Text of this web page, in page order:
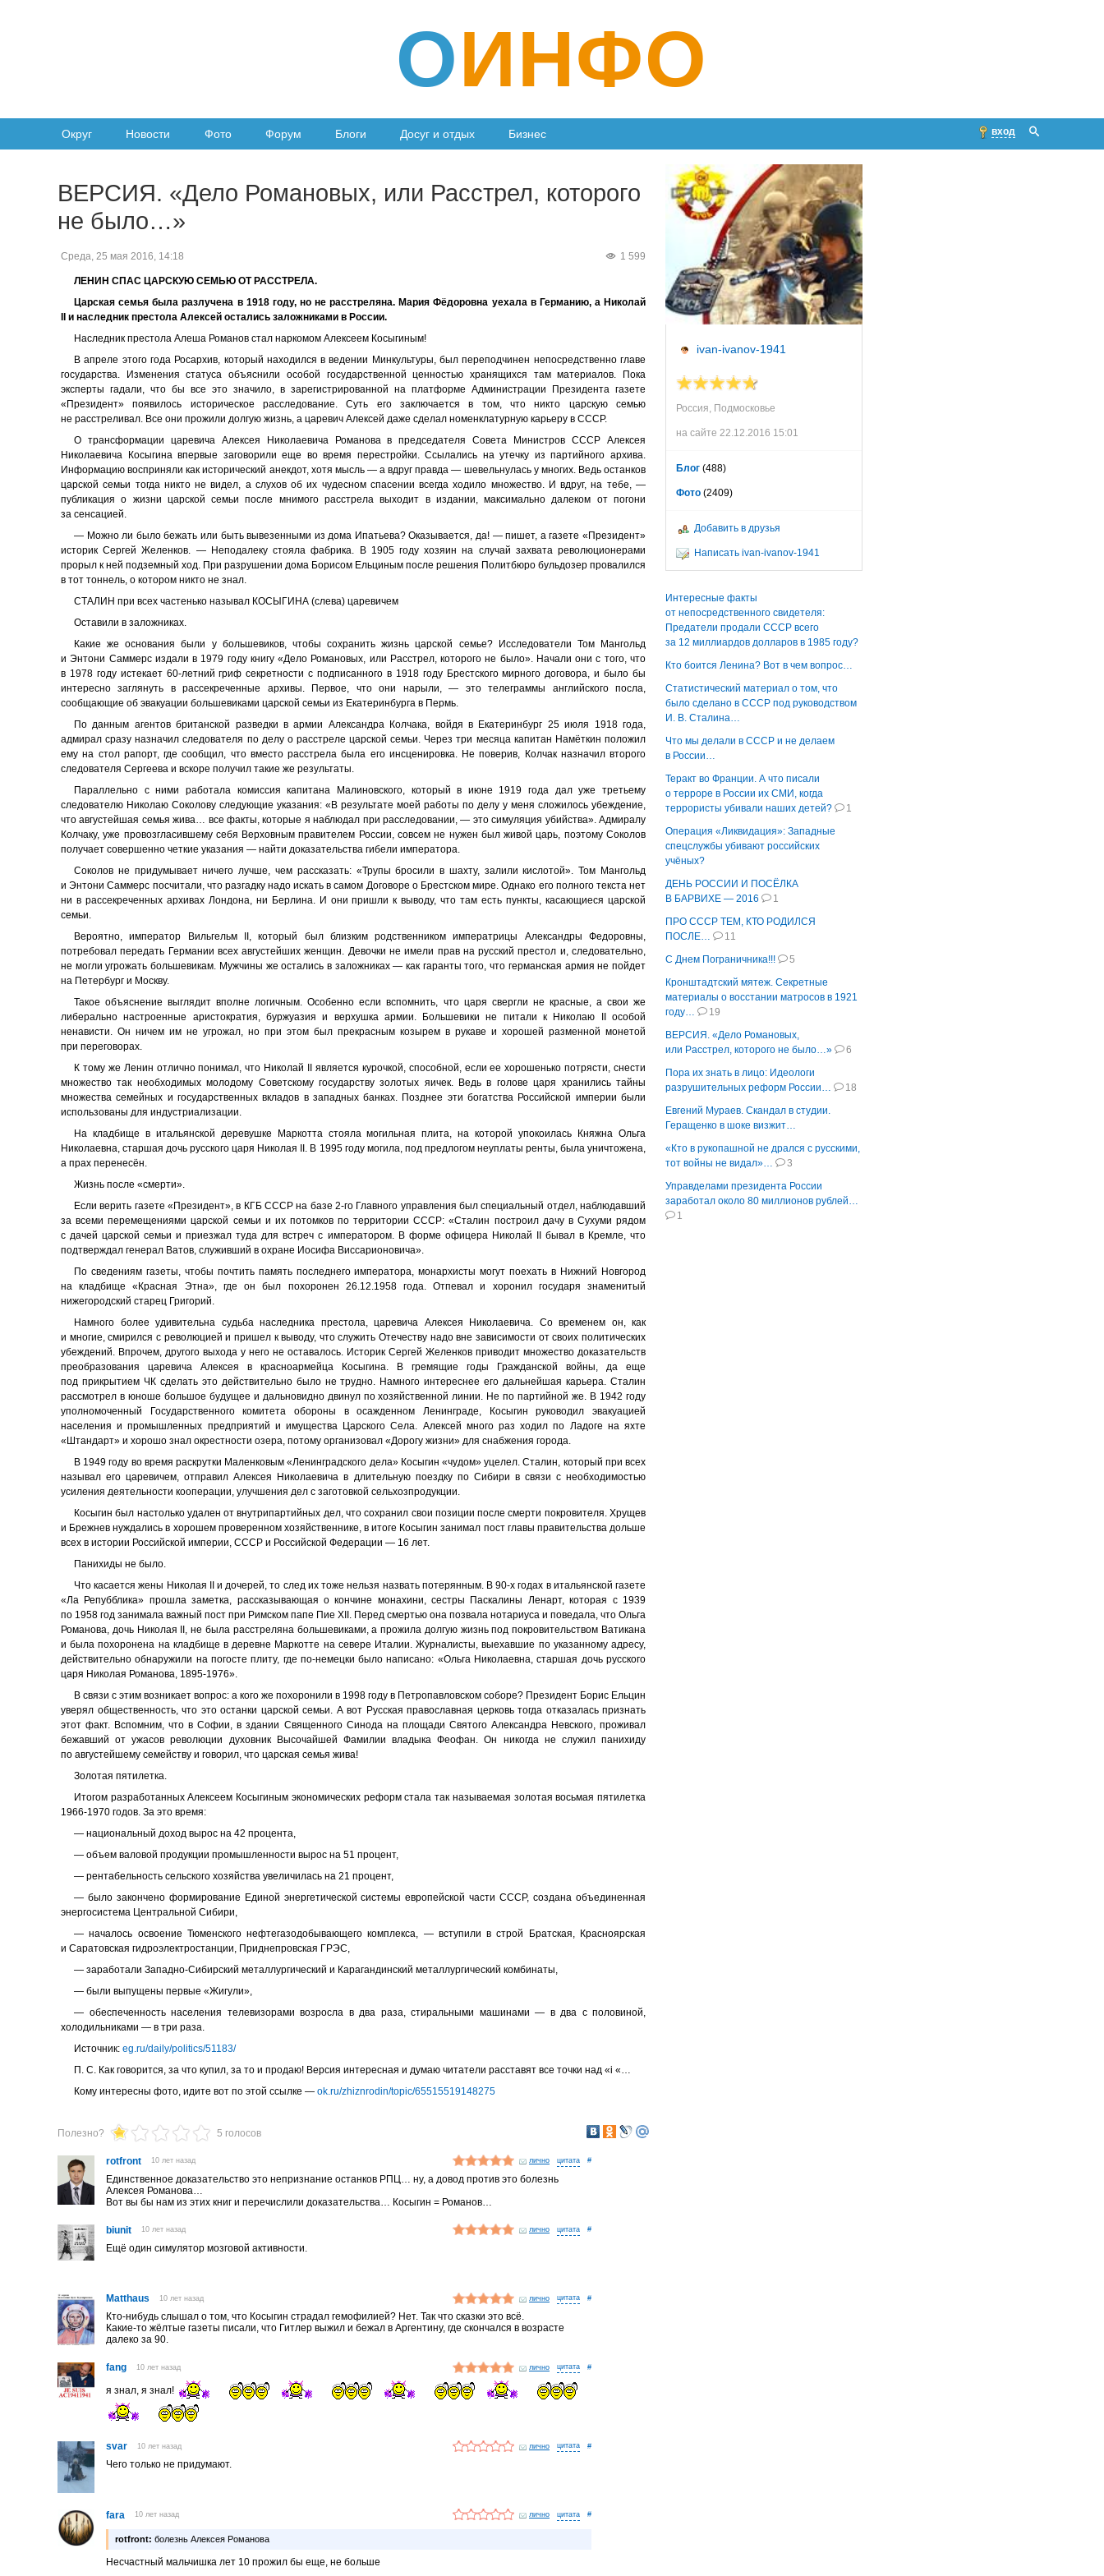
ОИНФО
Округ Новости Фото Форум Блоги Досуг и отдых Бизнес вход
ВЕРСИЯ. «Дело Романовых, или Расстрел, которого
не было…»
1 599
Среда, 25 мая 2016, 14:18
ЛЕНИН СПАС ЦАРСКУЮ СЕМЬЮ ОТ РАССТРЕЛА.
Царская семья была разлучена в 1918 году, но не расстреляна. Мария Фёдоровна уехала в Германию, а Николай
II и наследник престола Алексей остались заложниками в России.
Наследник престола Алеша Романов стал наркомом Алексеем Косыгиным!
В апреле этого года Росархив, который находился в ведении Минкультуры, был переподчинен непосредственно главе
государства. Изменения статуса объяснили особой государственной ценностью хранящихся там материалов. Пока
эксперты гадали, что бы все это значило, в зарегистрированной на платформе Администрации Президента газете
«Президент» появилось историческое расследование. Суть его заключается в том, что никто царскую семью
не расстреливал. Все они прожили долгую жизнь, а царевич Алексей даже сделал номенклатурную карьеру в СССР.
О трансформации царевича Алексея Николаевича Романова в председателя Совета Министров СССР Алексея
Николаевича Косыгина впервые заговорили еще во время перестройки. Ссылались на утечку из партийного архива.
Информацию восприняли как исторический анекдот, хотя мысль — а вдруг правда — шевельнулась у многих. Ведь останков
царской семьи тогда никто не видел, а слухов об их чудесном спасении всегда ходило множество. И вдруг, на тебе, —
публикация о жизни царской семьи после мнимого расстрела выходит в издании, максимально далеком от погони
за сенсацией.
— Можно ли было бежать или быть вывезенными из дома Ипатьева? Оказывается, да! — пишет, а газете «Президент»
историк Сергей Желенков. — Неподалеку стояла фабрика. В 1905 году хозяин на случай захвата революционерами
прорыл к ней подземный ход. При разрушении дома Борисом Ельциным после решения Политбюро бульдозер провалился
в тот тоннель, о котором никто не знал.
СТАЛИН при всех частенько называл КОСЫГИНА (слева) царевичем
Оставили в заложниках.
Какие же основания были у большевиков, чтобы сохранить жизнь царской семье? Исследователи Том Мангольд
и Энтони Саммерс издали в 1979 году книгу «Дело Романовых, или Расстрел, которого не было». Начали они с того, что
в 1978 году истекает 60-летний гриф секретности с подписанного в 1918 году Брестского мирного договора, и было бы
интересно заглянуть в рассекреченные архивы. Первое, что они нарыли, — это телеграммы английского посла,
сообщающие об эвакуации большевиками царской семьи из Екатеринбурга в Пермь.
По данным агентов британской разведки в армии Александра Колчака, войдя в Екатеринбург 25 июля 1918 года,
адмирал сразу назначил следователя по делу о расстреле царской семьи. Через три месяца капитан Намёткин положил
ему на стол рапорт, где сообщил, что вместо расстрела была его инсценировка. Не поверив, Колчак назначил второго
следователя Сергеева и вскоре получил такие же результаты.
Параллельно с ними работала комиссия капитана Малиновского, который в июне 1919 года дал уже третьему
следователю Николаю Соколову следующие указания: «В результате моей работы по делу у меня сложилось убеждение,
что августейшая семья жива… все факты, которые я наблюдал при расследовании, — это симуляция убийства». Адмиралу
Колчаку, уже провозгласившему себя Верховным правителем России, совсем не нужен был живой царь, поэтому Соколов
получает совершенно четкие указания — найти доказательства гибели императора.
Соколов не придумывает ничего лучше, чем рассказать: «Трупы бросили в шахту, залили кислотой». Том Мангольд
и Энтони Саммерс посчитали, что разгадку надо искать в самом Договоре о Брестском мире. Однако его полного текста нет
ни в рассекреченных архивах Лондона, ни Берлина. И они пришли к выводу, что там есть пункты, касающиеся царской
семьи.
Вероятно, император Вильгельм II, который был близким родственником императрицы Александры Федоровны,
потребовал передать Германии всех августейших женщин. Девочки не имели прав на русский престол и, следовательно,
не могли угрожать большевикам. Мужчины же остались в заложниках — как гаранты того, что германская армия не пойдет
на Петербург и Москву.
Такое объяснение выглядит вполне логичным. Особенно если вспомнить, что царя свергли не красные, а свои же
либерально настроенные аристократия, буржуазия и верхушка армии. Большевики не питали к Николаю II особой
ненависти. Он ничем им не угрожал, но при этом был прекрасным козырем в рукаве и хорошей разменной монетой
при переговорах.
К тому же Ленин отлично понимал, что Николай II является курочкой, способной, если ее хорошенько потрясти, снести
множество так необходимых молодому Советскому государству золотых яичек. Ведь в голове царя хранились тайны
множества семейных и государственных вкладов в западных банках. Позднее эти богатства Российской империи были
использованы для индустриализации.
На кладбище в итальянской деревушке Маркотта стояла могильная плита, на которой упокоилась Княжна Ольга
Николаевна, старшая дочь русского царя Николая II. В 1995 году могила, под предлогом неуплаты ренты, была уничтожена,
а прах перенесён.
Жизнь после «смерти».
Если верить газете «Президент», в КГБ СССР на базе 2-го Главного управления был специальный отдел, наблюдавший
за всеми перемещениями царской семьи и их потомков по территории СССР: «Сталин построил дачу в Сухуми рядом
с дачей царской семьи и приезжал туда для встреч с императором. В форме офицера Николай II бывал в Кремле, что
подтверждал генерал Ватов, служивший в охране Иосифа Виссарионовича».
По сведениям газеты, чтобы почтить память последнего императора, монархисты могут поехать в Нижний Новгород
на кладбище «Красная Этна», где он был похоронен 26.12.1958 года. Отпевал и хоронил государя знаменитый
нижегородский старец Григорий.
Намного более удивительна судьба наследника престола, царевича Алексея Николаевича. Со временем он, как
и многие, смирился с революцией и пришел к выводу, что служить Отечеству надо вне зависимости от своих политических
убеждений. Впрочем, другого выхода у него не оставалось. Историк Сергей Желенков приводит множество доказательств
преобразования царевича Алексея в красноармейца Косыгина. В гремящие годы Гражданской войны, да еще
под прикрытием ЧК сделать это действительно было не трудно. Намного интереснее его дальнейшая карьера. Сталин
рассмотрел в юноше большое будущее и дальновидно двинул по хозяйственной линии. Не по партийной же. В 1942 году
уполномоченный Государственного комитета обороны в осажденном Ленинграде, Косыгин руководил эвакуацией
населения и промышленных предприятий и имущества Царского Села. Алексей много раз ходил по Ладоге на яхте
«Штандарт» и хорошо знал окрестности озера, потому организовал «Дорогу жизни» для снабжения города.
В 1949 году во время раскрутки Маленковым «Ленинградского дела» Косыгин «чудом» уцелел. Сталин, который при всех
называл его царевичем, отправил Алексея Николаевича в длительную поездку по Сибири в связи с необходимостью
усиления деятельности кооперации, улучшения дел с заготовкой сельхозпродукции.
Косыгин был настолько удален от внутрипартийных дел, что сохранил свои позиции после смерти покровителя. Хрущев
и Брежнев нуждались в хорошем проверенном хозяйственнике, в итоге Косыгин занимал пост главы правительства дольше
всех в истории Российской империи, СССР и Российской Федерации — 16 лет.
Панихиды не было.
Что касается жены Николая II и дочерей, то след их тоже нельзя назвать потерянным. В 90-х годах в итальянской газете
«Ла Репубблика» прошла заметка, рассказывающая о кончине монахини, сестры Паскалины Ленарт, которая с 1939
по 1958 год занимала важный пост при Римском папе Пие XII. Перед смертью она позвала нотариуса и поведала, что Ольга
Романова, дочь Николая II, не была расстреляна большевиками, а прожила долгую жизнь под покровительством Ватикана
и была похоронена на кладбище в деревне Маркотте на севере Италии. Журналисты, выехавшие по указанному адресу,
действительно обнаружили на погосте плиту, где по-немецки было написано: «Ольга Николаевна, старшая дочь русского
царя Николая Романова, 1895-1976».
В связи с этим возникает вопрос: а кого же похоронили в 1998 году в Петропавловском соборе? Президент Борис Ельцин
уверял общественность, что это останки царской семьи. А вот Русская православная церковь тогда отказалась признать
этот факт. Вспомним, что в Софии, в здании Священного Синода на площади Святого Александра Невского, проживал
бежавший от ужасов революции духовник Высочайшей Фамилии владыка Феофан. Он никогда не служил панихиду
по августейшему семейству и говорил, что царская семья жива!
Золотая пятилетка.
Итогом разработанных Алексеем Косыгиным экономических реформ стала так называемая золотая восьмая пятилетка
1966-1970 годов. За это время:
— национальный доход вырос на 42 процента,
— объем валовой продукции промышленности вырос на 51 процент,
— рентабельность сельского хозяйства увеличилась на 21 процент,
— было закончено формирование Единой энергетической системы европейской части СССР, создана объединенная
энергосистема Центральной Сибири,
— началось освоение Тюменского нефтегазодобывающего комплекса, — вступили в строй Братская, Красноярская
и Саратовская гидроэлектростанции, Приднепровская ГРЭС,
— заработали Западно-Сибирский металлургический и Карагандинский металлургический комбинаты,
— были выпущены первые «Жигули»,
— обеспеченность населения телевизорами возросла в два раза, стиральными машинами — в два с половиной,
холодильниками — в три раза.
Источник: eg.ru/daily/politics/51183/
П. С. Как говорится, за что купил, за то и продаю! Версия интересная и думаю читатели расставят все точки над «i «…
Кому интересны фото, идите вот по этой ссылке — ok.ru/zhiznrodin/topic/65515519148275
Полезно? 5 голосов
rotfront 10 лет назад лично #
Единственное доказательство это непризнание останков РПЦ… ну, а довод против это болезнь
Алексея Романова…
Вот вы бы нам из этих книг и перечислили доказательства… Косыгин = Романов…
biunit 10 лет назад лично #
Ещё один симулятор мозговой активности.
Matthaus 10 лет назад лично #
Кто-нибудь слышал о том, что Косыгин страдал гемофилией? Нет. Так что сказки это всё.
Какие-то жёлтые газеты писали, что Гитлер выжил и бежал в Аргентину, где скончался в возрасте
далеко за 90.
fang 10 лет назад лично #
я знал, я знал!
svar 10 лет назад лично #
Чего только не придумают.
fara 10 лет назад лично #
rotfront: болезнь Алексея Романова
Несчастный мальчишка лет 10 прожил бы еще, не больше
ivan-ivanov-1941
Россия, Подмосковье
на сайте 22.12.2016 15:01
Блог (488)
Фото (2409)
Добавить в друзья
Написать ivan-ivanov-1941
Интересные факты
от непосредственного свидетеля:
Предатели продали СССР всего
за 12 миллиардов долларов в 1985 году?
Кто боится Ленина? Вот в чем вопрос…
Статистический материал о том, что
было сделано в СССР под руководством
И. В. Сталина…
Что мы делали в СССР и не делаем
в России…
Теракт во Франции. А что писали
о терроре в России их СМИ, когда
террористы убивали наших детей?
1
Операция «Ликвидация»: Западные
спецслужбы убивают российских
учёных?
ДЕНЬ РОССИИ И ПОСЁЛКА
В БАРВИХЕ — 2016
1
ПРО СССР ТЕМ, КТО РОДИЛСЯ
ПОСЛЕ…
11
С Днем Пограничника!!!
5
Кронштадтский мятеж. Секретные
материалы о восстании матросов в 1921
году…
19
ВЕРСИЯ. «Дело Романовых,
или Расстрел, которого не было…»
6
Пора их знать в лицо: Идеологи
разрушительных реформ России…
18
Евгений Мураев. Скандал в студии.
Геращенко в шоке визжит…
«Кто в рукопашной не дрался с русскими,
тот войны не видал»…
3
Управделами президента России
заработал около 80 миллионов рублей…
1